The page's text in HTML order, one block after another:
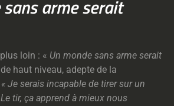
arme serait
loin : « Un monde sans arme serait
haut niveau, adepte de la
« Je serais incapable de tirer sur un
Le tir, ça apprend à mieux nous